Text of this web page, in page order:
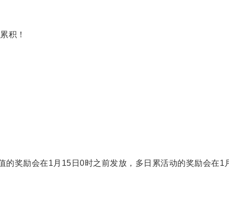
积！
奖励会在1月15日0时之前发放，多日累活动的奖励会在1